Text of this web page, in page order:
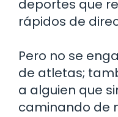
deportes que
rápidos de
Pero no se
de atletas;
a alguien que
caminando de